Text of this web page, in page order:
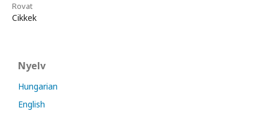
Rovat
Cikkek
Nyelv
Hungarian
English